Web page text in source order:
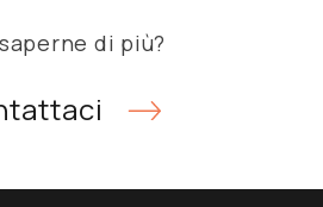
di più?